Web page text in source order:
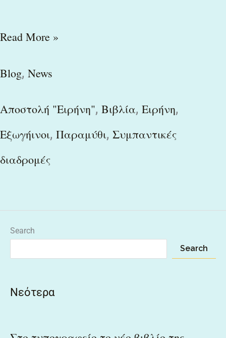
Read More »
Blog, News
Αποστολή "Ειρήνη", Βιβλία, Ειρήνη,
Εξωγήινοι, Παραμύθι, Συμπαντικές
διαδρομές
Search
Search
Νεότερα